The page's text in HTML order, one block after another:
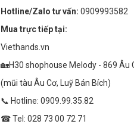
Hotline/Zalo tư vấn: 0909993582
Mua trực tiếp tại:
Viethands.vn
🏡H30 shophouse Melody - 869 Âu
(mũi tàu Âu Cơ, Luỹ Bán Bích)
📞 Hotline: 0909.99.35.82
☎ Tel: 028 73 00 72 71